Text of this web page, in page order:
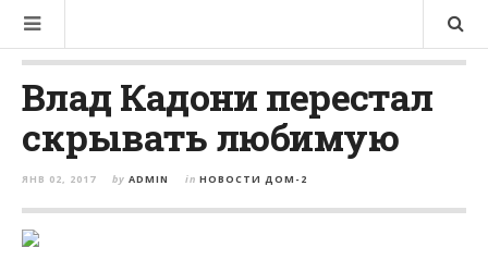
Влад Кадони перестал
скрывать любимую
ЯНВ 02, 2017 by ADMIN in НОВОСТИ ДОМ-2